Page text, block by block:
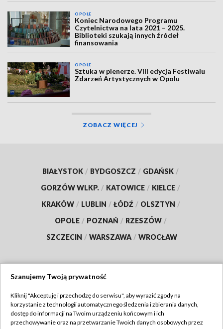
OPOLE
Koniec Narodowego Programu
Czytelnictwa na lata 2021 – 2025.
Biblioteki szukają innych źródeł
finansowania
OPOLE
Sztuka w plenerze. VIII edycja Festiwalu
Zdarzeń Artystycznych w Opolu
ZOBACZ WIĘCEJ
BIAŁYSTOK / BYDGOSZCZ / GDAŃSK /
GORZÓW WLKP. / KATOWICE / KIELCE /
KRAKÓW / LUBLIN / ŁÓDŹ / OLSZTYN /
OPOLE / POZNAŃ / RZESZÓW /
SZCZECIN / WARSZAWA / WROCŁAW
TVP
Abonament TVP
Regulamin TVP
Szanujemy Twoją prywatność
Kliknij "Akceptuję i przechodzę do serwisu", aby wyrazić zgody na
korzystanie z technologii automatycznego śledzenia i zbierania danych,
dostęp do informacji na Twoim urządzeniu końcowym i ich
przechowywanie oraz na przetwarzanie Twoich danych osobowych przez